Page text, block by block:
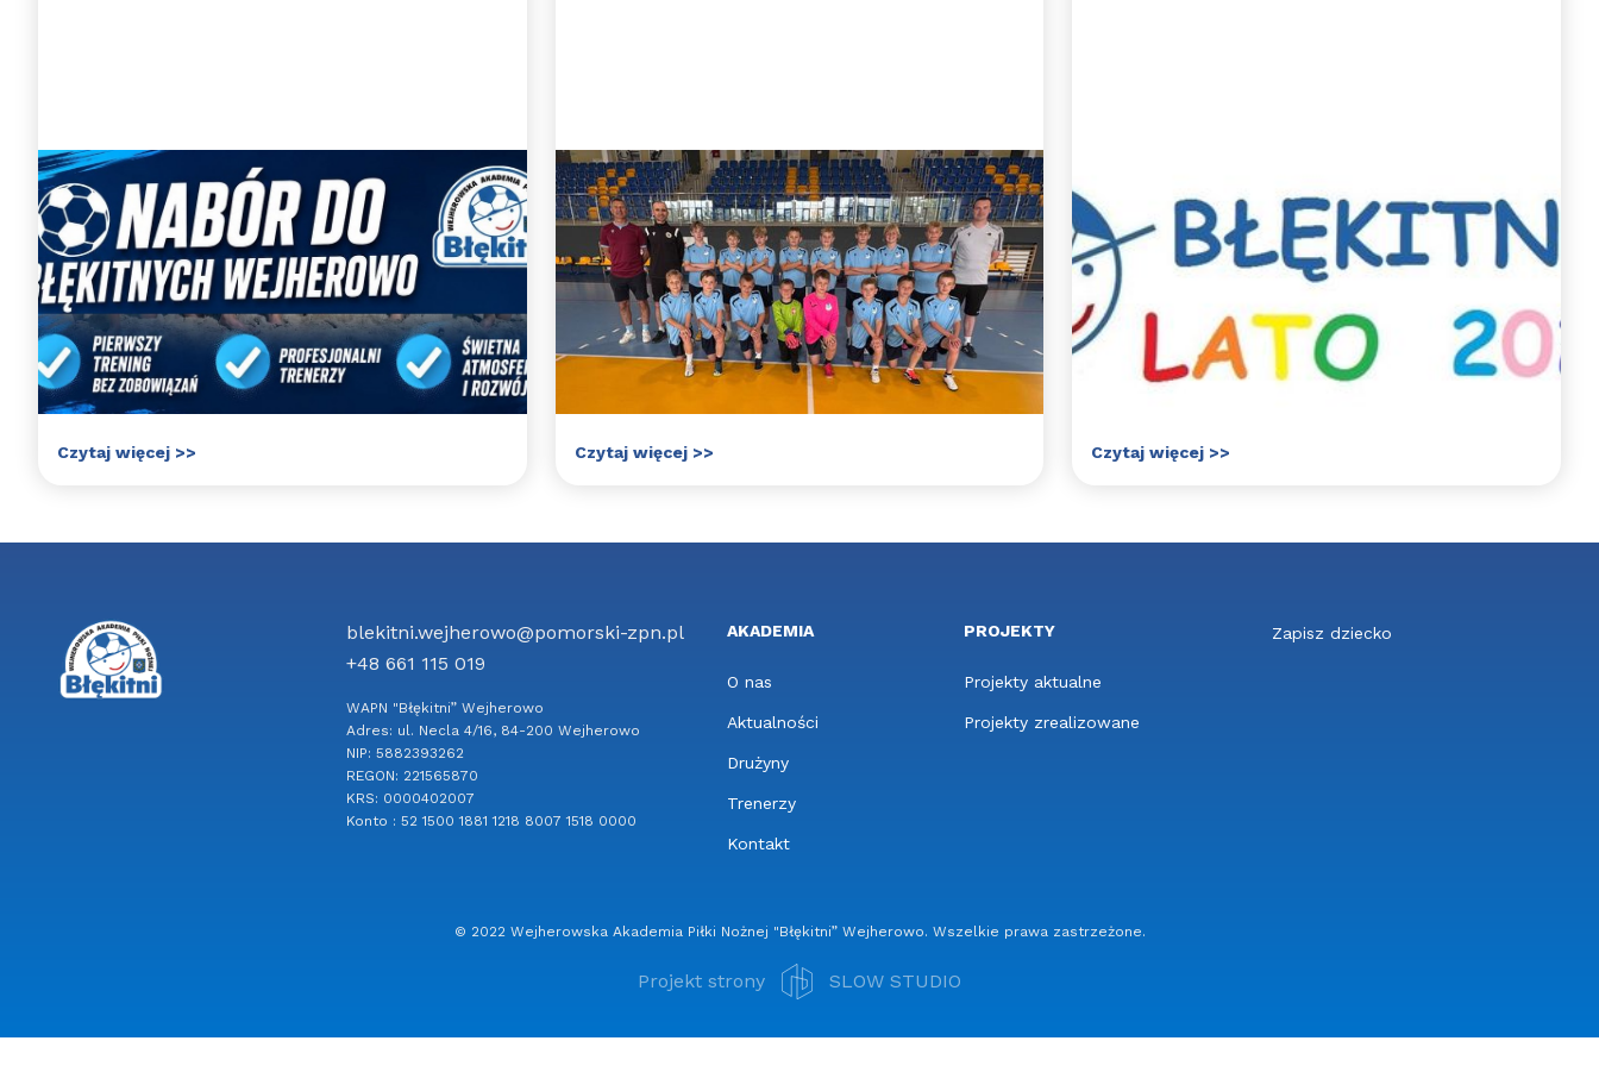
Nabory uzupełniające do WAPN
Błękitni Wejherowo
Zapraszamy do gry w WAPN Błękitni Wejherowo
Czytaj więcej >>
Błękitny obóz indywidualny -
lato 2026
Zapraszamy zaczarowanych piłką nożną
zawodników i zawodniczki do udziału w
błękitnym obozie indywidualnym, podczas
którego pod opieką doświadczonych trenerów
będzie można w małych grupach doskonalić
swoje umiejętności piłkarskie.
Czytaj więcej >>
Błękitnymi - lato 2026
Zapraszamy na sportowe półkolonie z
Błękitnymi. Jak co roku szykujemy dla
uczestników mnóstwo aktywności sportowych
pod opieką wykwalifikowanych trenerów, a także
wspólne wycieczki integracyjne.
Czytaj więcej >>
blekitni.wejherowo@pomorski-zpn.pl
+48 661 115 019
WAPN "Błękitni” Wejherowo
Adres: ul. Necla 4/16, 84-200 Wejherowo
NIP: 5882393262
REGON: 221565870
KRS: 0000402007
Konto : 52 1500 1881 1218 8007 1518 0000
AKADEMIA
O nas
Aktualności
Drużyny
Trenerzy
Kontakt
PROJEKTY
Projekty aktualne
Projekty zrealizowane
Zapisz dziecko
© 2022 Wejherowska Akademia Piłki Nożnej "Błękitni” Wejherowo. Wszelkie prawa zastrzeżone.
Projekt strony SLOW STUDIO